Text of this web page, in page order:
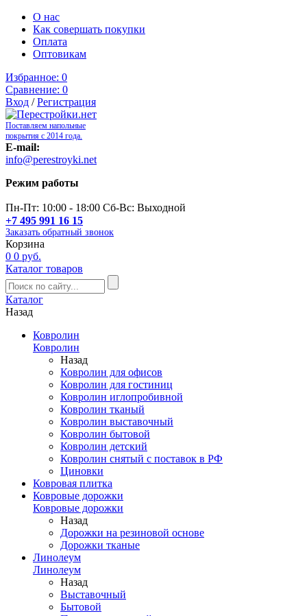
О нас
Как совершать покупки
Оплата
Оптовикам
Избранное: 0
Сравнение: 0
Вход /Регистрация
Поставляем напольные
покрытия с 2014 года.
E-mail:
info@perestroyki.net
Режим работы
Пн-Пт: 10:00 - 18:00 Сб-Вс: Выходной
+7 495 991 16 15
Заказать обратный звонок
Корзина
0 0 руб.
Каталог товаров
Каталог
Назад
Ковролин
Ковролин
Назад
Ковролин для офисов
Ковролин для гостиниц
Ковролин иглопробивной
Ковролин тканый
Ковролин выставочный
Ковролин бытовой
Ковролин детский
Ковролин снятый с поставок в РФ
Циновки
Ковровая плитка
Ковровые дорожки
Ковровые дорожки
Назад
Дорожки на резиновой основе
Дорожки тканые
Линолеум
Линолеум
Назад
Выставочный
Бытовой